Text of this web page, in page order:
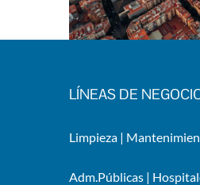
LÍNEAS DE
Limpieza |
Adm.Públicas |